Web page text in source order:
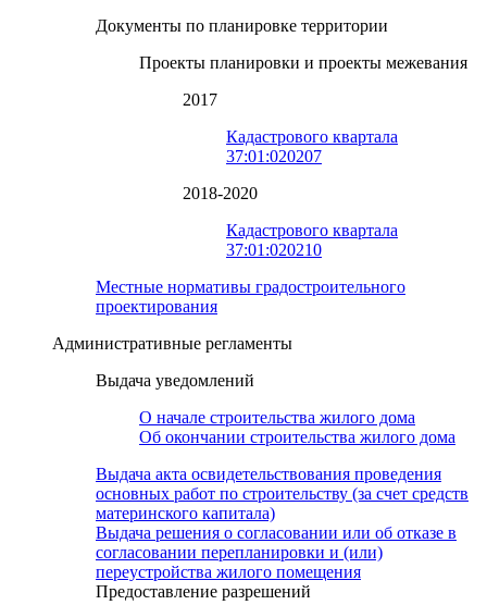
Документы по планировке территории
Проекты планировки и проекты межевания
2017
Кадастрового квартала
37:01:020207
2018-2020
Кадастрового квартала
37:01:020210
Местные нормативы градостроительного
проектирования
Административные регламенты
Выдача уведомлений
О начале строительства жилого дома
Об окончании строительства жилого дома
Выдача акта освидетельствования проведения
основных работ по строительству (за счет средств
материнского капитала)
Выдача решения о согласовании или об отказе в
согласовании перепланировки и (или)
переустройства жилого помещения
Предоставление разрешений